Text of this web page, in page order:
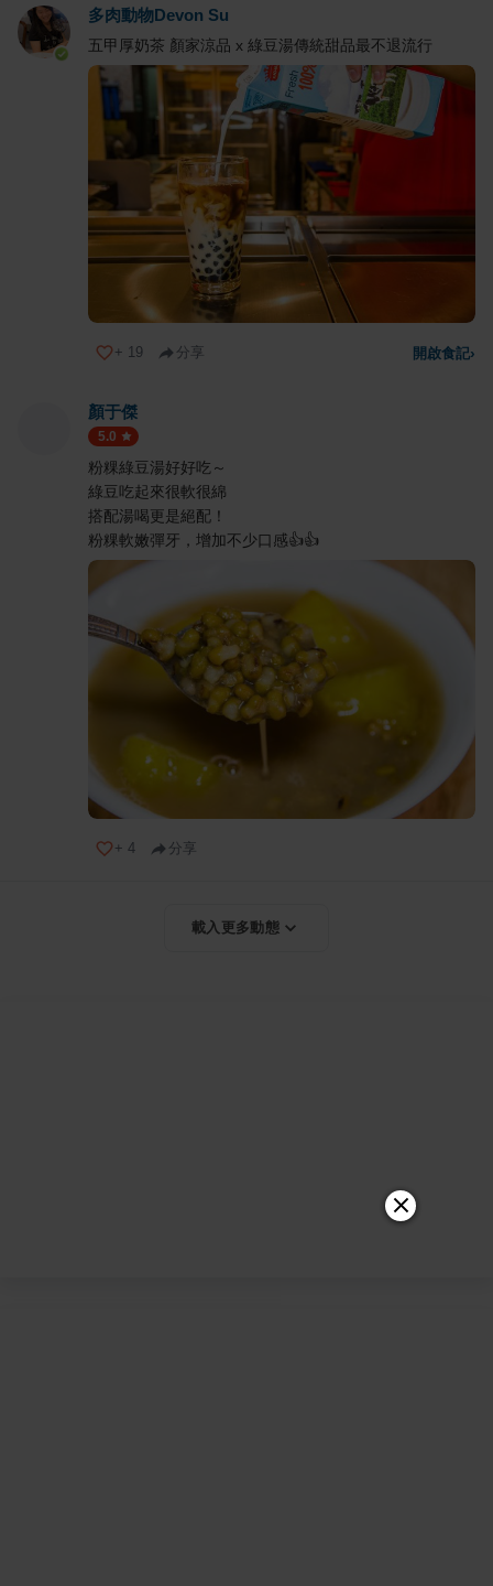
多肉動物Devon Su
五甲厚奶茶 顏家涼品 x 綠豆湯傳統甜品最不退流行
+ 19 分享 開啟食記›
顏于傑
5.0
粉粿綠豆湯好好吃～
綠豆吃起來很軟很綿
搭配湯喝更是絕配！
粉粿軟嫩彈牙，增加不少口感👍👍
+ 4 分享
載入更多動態